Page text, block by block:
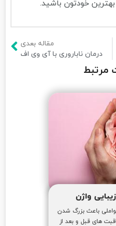
خودتون باشید.
مقاله بعدی
درمان ناباروری با آی وی اف
مرتبط
واژن
باعث بزرگ شدن
های قبل و بعد از